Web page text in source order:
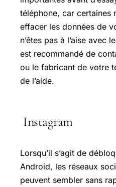
téléphone, car certaines
effacer les données de
n’êtes pas à l’aise avec
est recommandé de
ou le fabricant de votre
de l’aide.
Instagram
Lorsqu’il s’agit de
Android, les réseaux
peuvent sembler sans